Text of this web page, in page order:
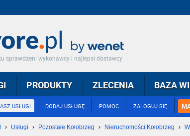
sprawdzeni wykonawcy i najlepsi dostawcy
USŁUGI DODAJ USŁUGĘ POMOC ZALOGUJ SIĘ
PRODUKTY ZLECENIA BAZA
› Usługi › Pozostałe Kołobrzeg › Nieruchomości Kołobrzeg ›